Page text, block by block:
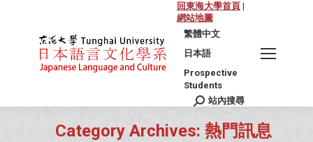
回東海大學首頁 |
網站地圖
繁體中文
日本語
Prospective
Students
Search:
站內搜尋
Category Archives: 熱門訊息